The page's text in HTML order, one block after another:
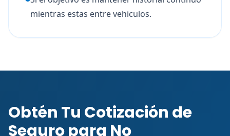
mientras estas entre vehiculos.
Obtén Tu Cotización de
Seguro para No